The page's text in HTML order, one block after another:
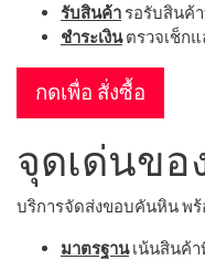
รับสินค้า รอรับสินค้
ชำระเงินตรวจเช็กแ
กดเพื่อ สั่งซื้อ
จุดเด่นขอ
บริการจัดส่งขอบคันหิน พร้
มาตรฐานเน้นสินค้า